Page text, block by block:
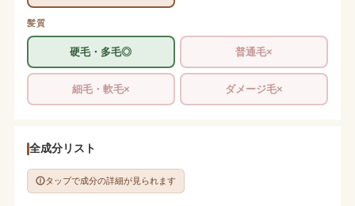
髪質
硬毛・多毛◎ 普通毛×
細毛・軟毛× ダメージ毛×
全成分リスト
タップで成分の詳細が見られます